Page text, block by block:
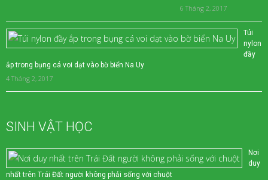
6 Tháng 2, 2017
Túi
nylon
đầy
ắp trong bụng cá voi dạt vào bờ biển Na Uy
4 Tháng 2, 2017
SINH VẬT HỌC
Nơi
duy
nhất trên Trái Đất người không phải sống với chuột